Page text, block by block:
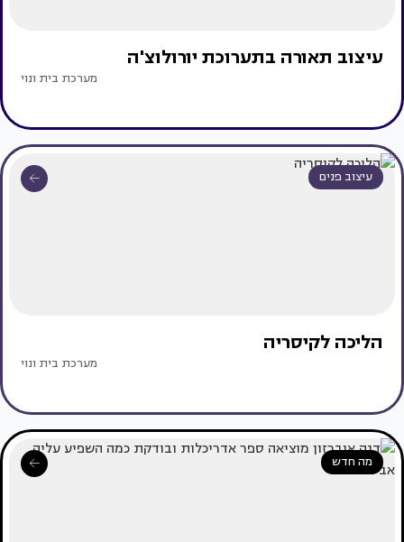
עיצוב תאורה בתערוכת יורולוצ'ה
מערכת בית ונוי
עיצוב פנים
הליכה לקיסריה
מערכת בית ונוי
מה חדש